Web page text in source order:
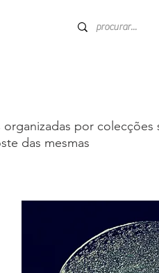
por colecções
das mesmas